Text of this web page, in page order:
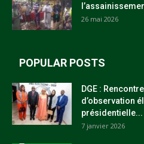
26 mai 2026
POPULAR POSTS
DGE :
d’observation
présidentielle...
7 janvier 2026